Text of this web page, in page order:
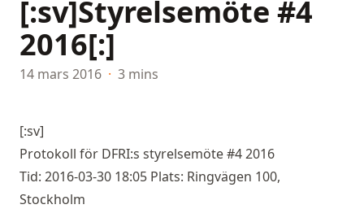
[:sv]Styrelsemöte #4
2016[:]
14 mars 2016 · 3 mins
[:sv]
Protokoll för DFRI:s styrelsemöte #4 2016
Tid: 2016-03-30 18:05 Plats: Ringvägen 100,
Stockholm